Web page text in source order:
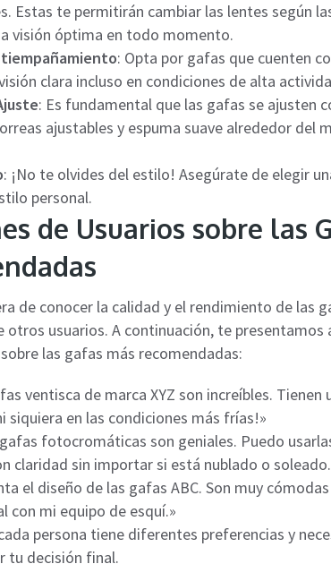
Estas te permitirán cambiar las lentes según
visión óptima en todo momento.
: Opta por gafas que cuenten
clara incluso en condiciones de alta
: Es fundamental que las gafas se ajusten
ajustables y espuma suave alrededor del
: ¡No te olvides del estilo! Asegúrate de elegir
personal.
de Usuarios sobre las
de conocer la calidad y el rendimiento de las
otros usuarios. A continuación, te
las gafas más recomendadas:
ventisca de marca XYZ son increíbles.
siquiera en las condiciones más frías!»
fotocromáticas son geniales. Puedo
claridad sin importar si está nublado o
el diseño de las gafas ABC. Son muy
con mi equipo de esquí.»
persona tiene diferentes preferencias y
tu decisión final.